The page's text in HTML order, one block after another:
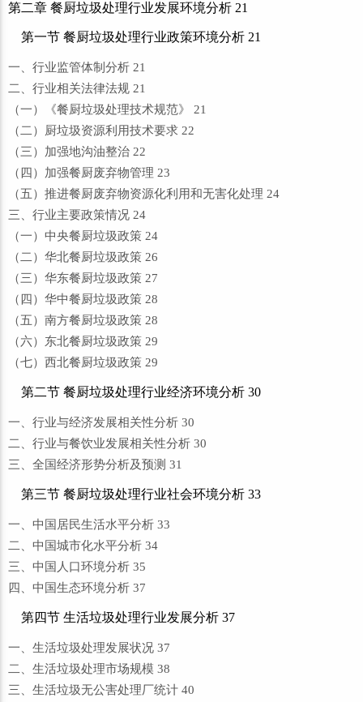
第二章 餐厨垃圾处理行业发展环境分析 21
第一节 餐厨垃圾处理行业政策环境分析 21
一、行业监管体制分析 21
二、行业相关法律法规 21
（一）《餐厨垃圾处理技术规范》 21
（二）厨垃圾资源利用技术要求 22
（三）加强地沟油整治 22
（四）加强餐厨废弃物管理 23
（五）推进餐厨废弃物资源化利用和无害化处理 24
三、行业主要政策情况 24
（一）中央餐厨垃圾政策 24
（二）华北餐厨垃圾政策 26
（三）华东餐厨垃圾政策 27
（四）华中餐厨垃圾政策 28
（五）南方餐厨垃圾政策 28
（六）东北餐厨垃圾政策 29
（七）西北餐厨垃圾政策 29
第二节 餐厨垃圾处理行业经济环境分析 30
一、行业与经济发展相关性分析 30
二、行业与餐饮业发展相关性分析 30
三、全国经济形势分析及预测 31
第三节 餐厨垃圾处理行业社会环境分析 33
一、中国居民生活水平分析 33
二、中国城市化水平分析 34
三、中国人口环境分析 35
四、中国生态环境分析 37
第四节 生活垃圾处理行业发展分析 37
一、生活垃圾处理发展状况 37
二、生活垃圾处理市场规模 38
三、生活垃圾无公害处理厂统计 40